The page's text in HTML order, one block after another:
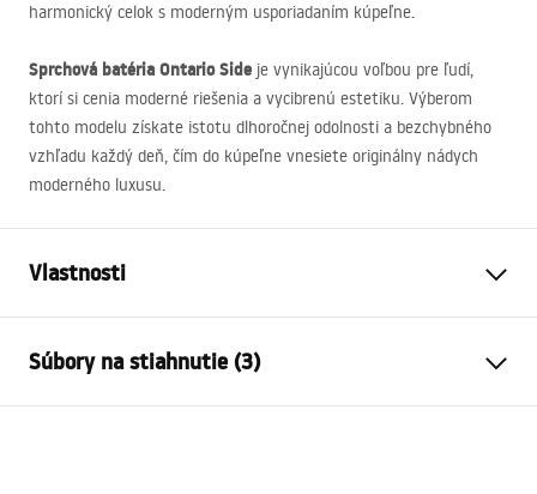
harmonický celok s moderným usporiadaním kúpeľne.
Sprchová batéria Ontario Side je vynikajúcou voľbou pre ľudí,
ktorí si cenia moderné riešenia a vycibrenú estetiku. Výberom
tohto modelu získate istotu dlhoročnej odolnosti a bezchybného
vzhľadu každý deň, čím do kúpeľne vnesiete originálny nádych
moderného luxusu.
Vlastnosti
Spôsob montáže
Farba
Titán
Súbory na stiahnutie (3)